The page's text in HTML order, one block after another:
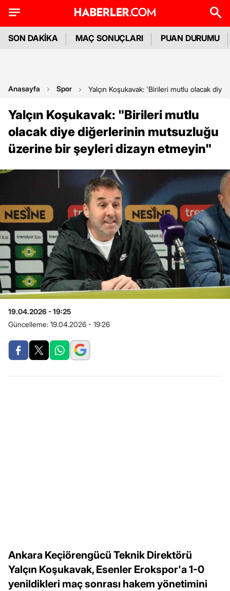
SON DAKİKA MAÇ SONUÇLARI PUAN DURUMU
Anasayfa Spor Yalçın Koşukavak: 'Birileri mutlu olacak
Yalçın Koşukavak: "Birileri mutlu
olacak diye diğerlerinin mutsuzluğu
üzerine bir şeyleri dizayn etmeyin"
19.04.2026 - 19:25
Güncelleme: 19.04.2026 - 19:26
Ankara Keçiörengücü Teknik Direktörü
Yalçın Koşukavak, Esenler Erokspor'a 1-0
yenildikleri maç sonrası hakem yönetimini